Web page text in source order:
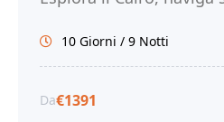
Prenota ora per
10 Giorni / 9 Notti
Da€1391